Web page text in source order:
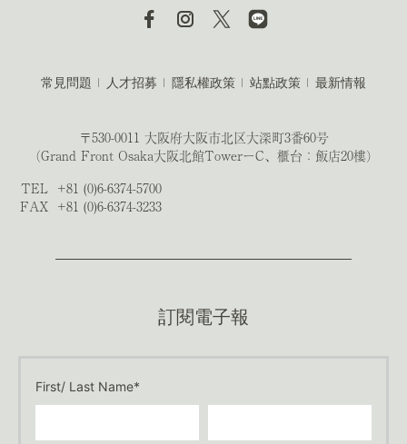
常見問題 人才招募 隱私權政策 站點政策 最新情報
〒530-0011 大阪府大阪市北区大深町3番60号
（Grand Front Osaka大阪北館TowerーC、櫃台：飯店20樓）
TEL +81 (0)6-6374-5700
FAX +81 (0)6-6374-3233
訂閱電子報
First/ Last Name*